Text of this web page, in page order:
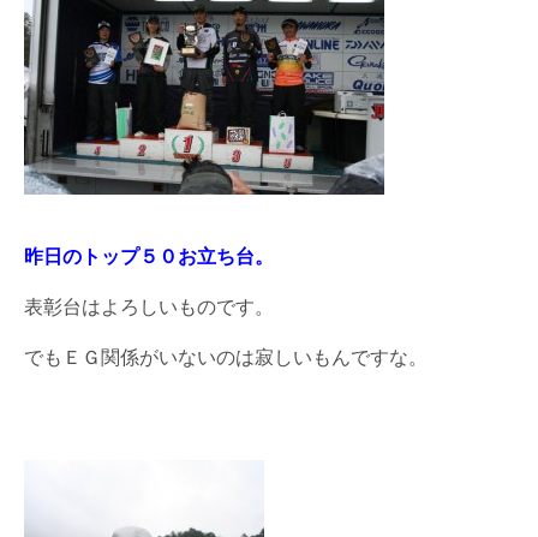
昨日のトップ５０お立ち台。
表彰台はよろしいものです。
でもＥＧ関係がいないのは寂しいもんですな。